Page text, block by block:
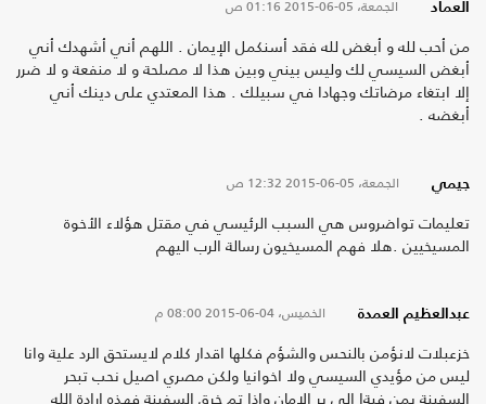
العماد الجمعة، 05-06-2015 01:16 ص
من أحب لله و أبغض لله فقد أسنكمل الإيمان . اللهم أني أشهدك أني
أبغض السيسي لك وليس بيني وبين هذا لا مصلحة و لا منفعة و لا ضرر
إلا ابتغاء مرضاتك وجهادا في سبيلك . هذا المعتدي على دينك أني
أبغضه .
جيمي الجمعة، 05-06-2015 12:32 ص
تعليمات تواضروس هي السبب الرئيسي في مقتل هؤلاء الأخوة
المسيخيين .هلا فهم المسيخيون رسالة الرب اليهم
عبدالعظيم العمدة الخميس، 04-06-2015 08:00 م
خزعبلات لانؤمن بالنحس والشؤم فكلها اقدار كلام لايستحق الرد علية وانا
ليس من مؤيدي السيسي ولا اخوانيا ولكن مصري اصيل نحب تبحر
السفينة بمن فيةا الي بر الامان واذا تم خرق السفينة فهذه ارادة الله